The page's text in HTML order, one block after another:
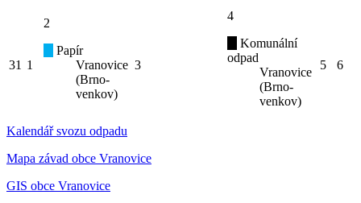
31 1
2
Papír
Vranovice
(Brno-
venkov)
3
4
Komunální
odpad
Vranovice
(Brno-
venkov)
5 6
Kalendář svozu odpadu
Mapa závad obce Vranovice
GIS obce Vranovice